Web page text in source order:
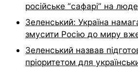
російське “сафарі” на
Зеленський: Україна
змусити Росію до миру
Зеленський назвав
пріоритетом для